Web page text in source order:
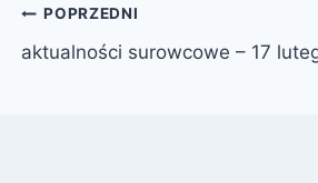
Nawigacja
wpisu
POPRZEDNI
aktualności surowcowe – 17